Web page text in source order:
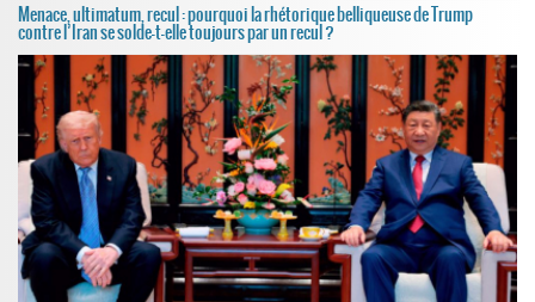
Menace, ultimatum, recul : pourquoi la rhétorique belliqueuse de Trump
contre l’Iran se solde-t-elle toujours par un recul ?